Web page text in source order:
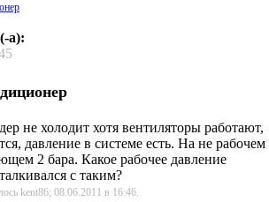
а):
не холодит хотя вентиляторы работают,
давление в системе есть. На не рабочем
2 бара. Какое рабочее давление
с таким?
kent86; 08.06.2011 в 16:46.